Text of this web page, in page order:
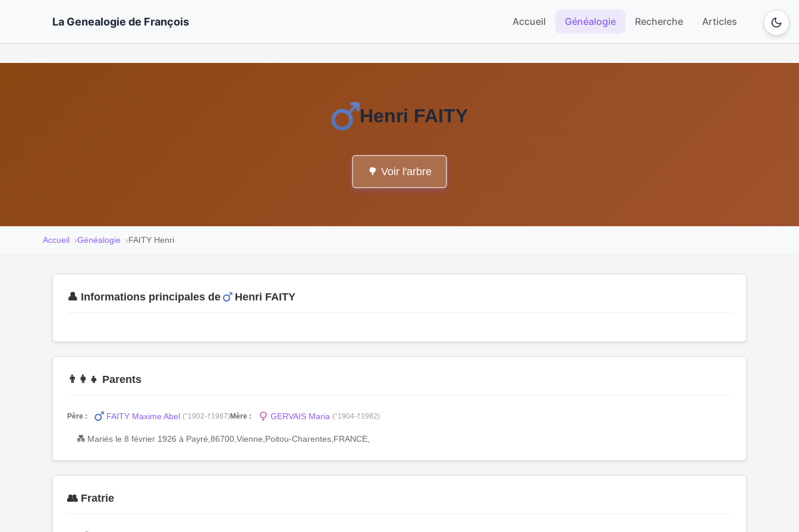
La Genealogie de François Accueil Généalogie Recherche Articles
Henri FAITY
🌳 Voir l'arbre
Accueil Généalogie FAITY Henri
👤 Informations principales de Henri FAITY
👨‍👩‍👧 Parents
Père : FAITY Maxime Abel (°1902-†1987)Mère : GERVAIS Maria (°1904-†1982)
💑 Mariés le 8 février 1926 à Payré,86700,Vienne,Poitou-Charentes,FRANCE,
👥 Fratrie